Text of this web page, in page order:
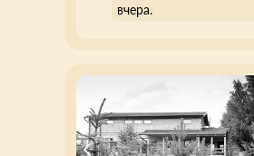
вчера.